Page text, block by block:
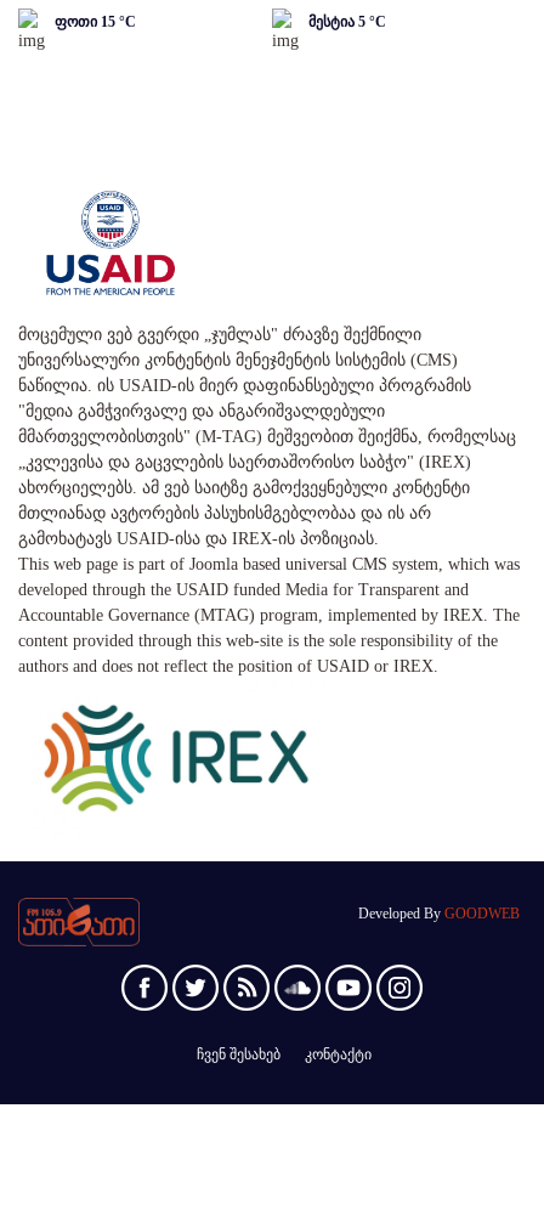
ფოთი 15 °C მესტია 5 °C
მოცემული ვებ გვერდი „ჯუმლას" ძრავზე შექმნილი
უნივერსალური კონტენტის მენეჯმენტის სისტემის (CMS)
ნაწილია. ის USAID-ის მიერ დაფინანსებული პროგრამის
"მედია გამჭვირვალე და ანგარიშვალდებული
მმართველობისთვის" (M-TAG) მეშვეობით შეიქმნა, რომელსაც
„კვლევისა და გაცვლების საერთაშორისო საბჭო" (IREX)
ახორციელებს. ამ ვებ საიტზე გამოქვეყნებული კონტენტი
მთლიანად ავტორების პასუხისმგებლობაა და ის არ
გამოხატავს USAID-ისა და IREX-ის პოზიციას.
This web page is part of Joomla based universal CMS system, which was
developed through the USAID funded Media for Transparent and
Accountable Governance (MTAG) program, implemented by IREX. The
content provided through this web-site is the sole responsibility of the
authors and does not reflect the position of USAID or IREX.
Developed By GOODWEB
ჩვენ შესახებ კონტაქტი